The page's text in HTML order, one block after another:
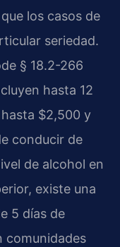
los casos de
seriedad.
§ 18.2-266
hasta 12
$2,500 y
conducir de
de alcohol en
existe una
5 días de
comunidades